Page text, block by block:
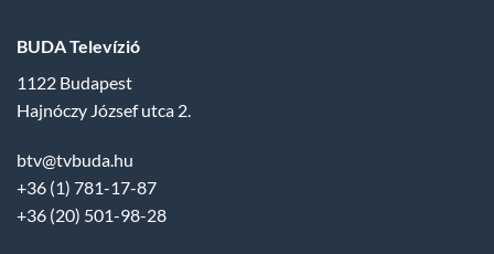
BUDA Televízió
1122 Budapest
Hajnóczy József utca 2.
btv@tvbuda.hu
+36 (1) 781-17-87
+36 (20) 501-98-28